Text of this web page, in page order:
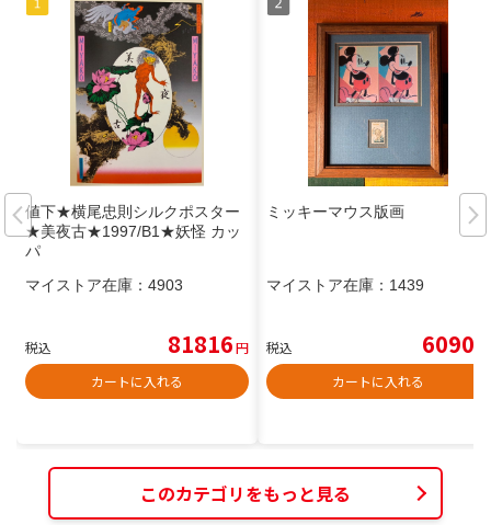
値下★横尾忠則シルクポスター
★美夜古★1997/B1★妖怪 カッ
パ
マイストア在庫： 4903
税込 81816円
カートに入れる
ミッキーマウス版画
マイストア在庫： 1439
税込 6090
カートに入れる
このカテゴリをもっと見る